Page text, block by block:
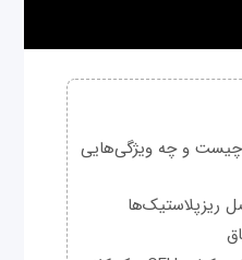
هوش مصنوعی Grok چیست و چه ویژگی‌هایی